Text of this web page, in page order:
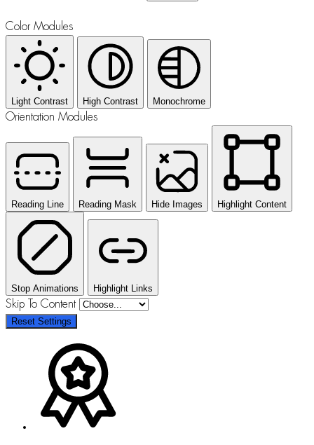
Color Modules
Light Contrast High Contrast Monochrome
Orientation Modules
Reading Line Reading Mask Hide Images Highlight Content
Stop Animations Highlight Links
Skip To Content
Reset Settings